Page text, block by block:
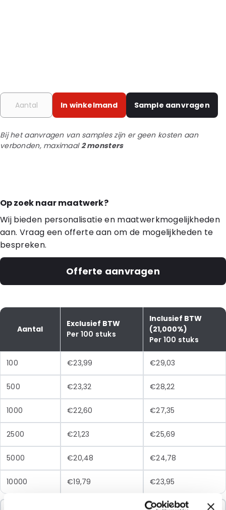
In winkelmand Sample aanvragen
Bij het aanvragen van samples zijn er geen kosten aan
verbonden, maximaal2 monsters
Op zoek naar maatwerk?
Wij bieden personalisatie en maatwerkmogelijkheden
aan. Vraag een offerte aan om de mogelijkheden te
bespreken.
Offerte aanvragen
Aantal
Exclusief BTW
Per 100 stuks
Inclusief BTW
(21,000%)
Per 100 stuks
100 €23,99 €29,03
500 €23,32 €28,22
1000 €22,60 €27,35
2500 €21,23 €25,69
5000 €20,48 €24,78
10000 €19,79 €23,95